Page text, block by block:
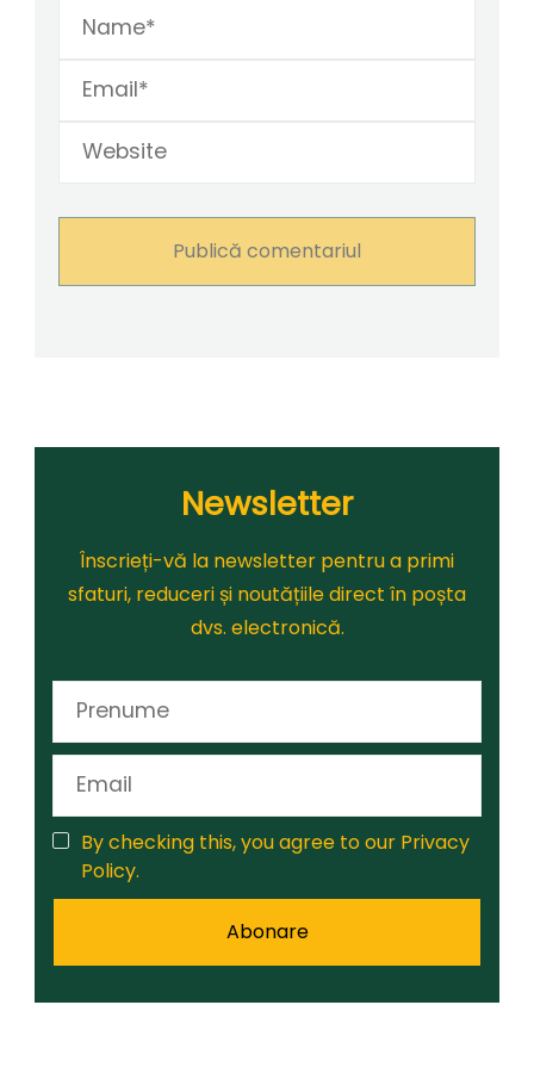
Newsletter
Înscrieți-vă la newsletter pentru a primi
sfaturi, reduceri și noutățiile direct în poșta
dvs. electronică.
By checking this, you agree to our Privacy
Policy.